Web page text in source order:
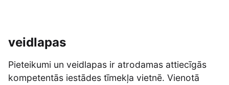
veidlapas
Pieteikumi un veidlapas ir atrodamas attiecīgās
kompetentās iestādes tīmekļa vietnē. Vienotā